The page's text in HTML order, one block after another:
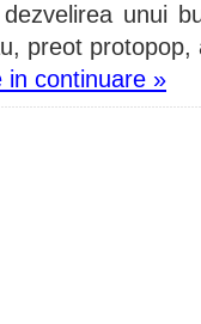
unui
preot protopop,
in continuare »